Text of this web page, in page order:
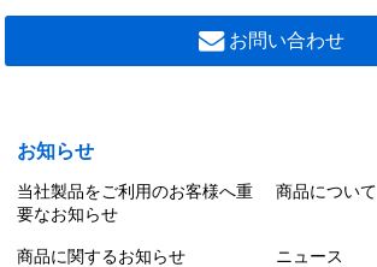
お問い合わせ
お知らせ
当社製品をご利用のお客様へ重
要なお知らせ
商品について
商品に関するお知らせ ニュース